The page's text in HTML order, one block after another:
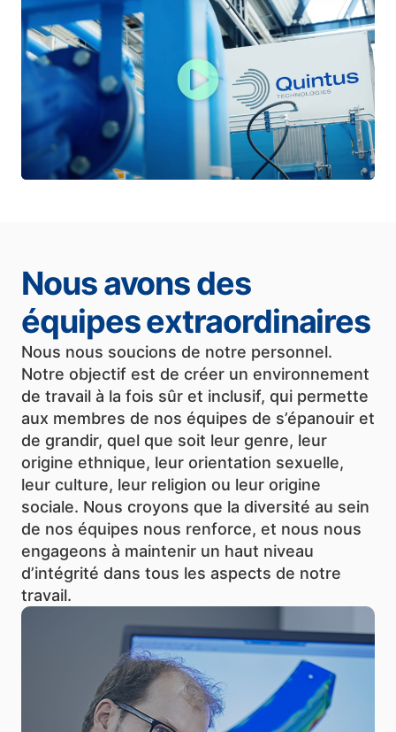
Nous avons des
équipes extraordinaires
Nous nous soucions de notre personnel.
Notre objectif est de créer un environnement
de travail à la fois sûr et inclusif, qui permette
aux membres de nos équipes de s’épanouir et
de grandir, quel que soit leur genre, leur
origine ethnique, leur orientation sexuelle,
leur culture, leur religion ou leur origine
sociale. Nous croyons que la diversité au sein
de nos équipes nous renforce, et nous nous
engageons à maintenir un haut niveau
d’intégrité dans tous les aspects de notre
travail.